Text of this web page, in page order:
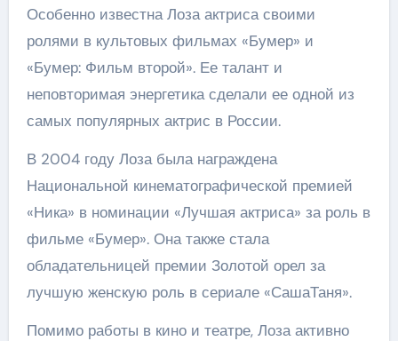
Особенно известна Лоза актриса своими
ролями в культовых фильмах «Бумер» и
«Бумер: Фильм второй». Ее талант и
неповторимая энергетика сделали ее одной из
самых популярных актрис в России.
В 2004 году Лоза была награждена
Национальной кинематографической премией
«Ника» в номинации «Лучшая актриса» за роль в
фильме «Бумер». Она также стала
обладательницей премии Золотой орел за
лучшую женскую роль в сериале «СашаТаня».
Помимо работы в кино и театре, Лоза активно